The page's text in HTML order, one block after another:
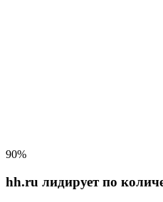
90%
hh.ru лидирует по